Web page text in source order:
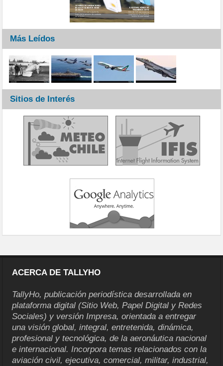
Más Leídos
Sitios de Interés
ACERCA DE TALLYHO
TallyHo, publicación periodística desarrollada en
plataforma digital (Sitio Web, Papel Digital y Redes
Sociales) y versión Impresa, orientada a entregar
una visión global, integral, entretenida, dinámica,
profesional y tecnológica, de la aeronáutica nacional
e internacional. Incorpora temas relacionados con la
aviación civil, ejecutiva, comercial, militar, industrial,